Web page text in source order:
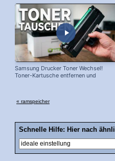
Samsung Drucker Toner Wechsel!
Toner-Kartusche entfernen und
« ramspeicher
Schnelle Hilfe: Hier nach